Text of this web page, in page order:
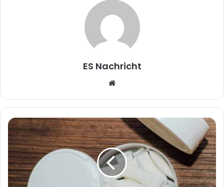
ES Nachricht
b
s
i
t
e